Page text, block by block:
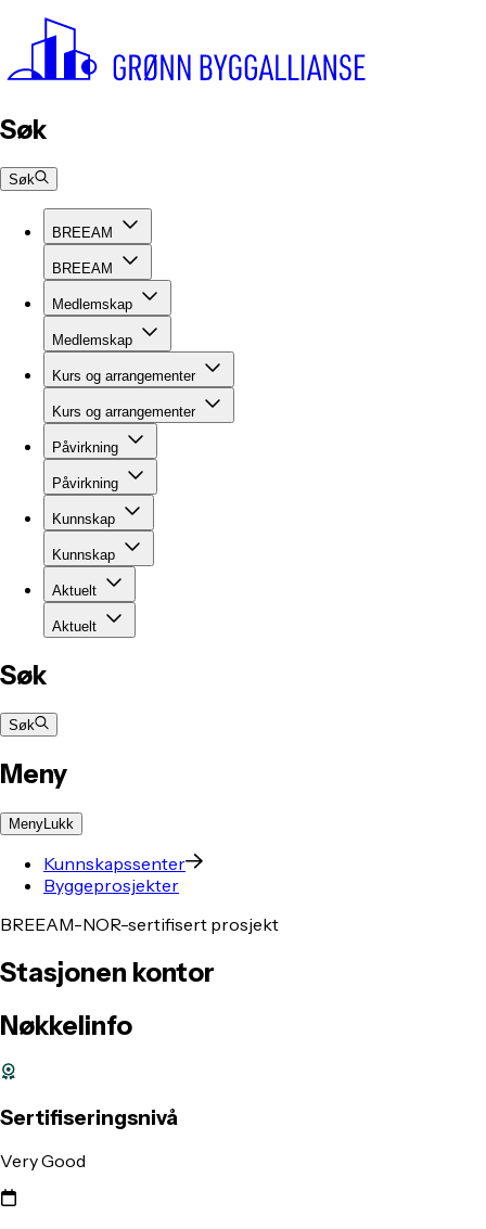
Søk
Søk
BREEAM
BREEAM
Medlemskap
Medlemskap
Kurs og arrangementer
Kurs og arrangementer
Påvirkning
Påvirkning
Kunnskap
Kunnskap
Aktuelt
Aktuelt
Søk
Søk
Meny
MenyLukk
Kunnskapssenter
Byggeprosjekter
BREEAM-NOR-sertifisert prosjekt
Stasjonen kontor
Nøkkelinfo
Sertifiseringsnivå
Very Good